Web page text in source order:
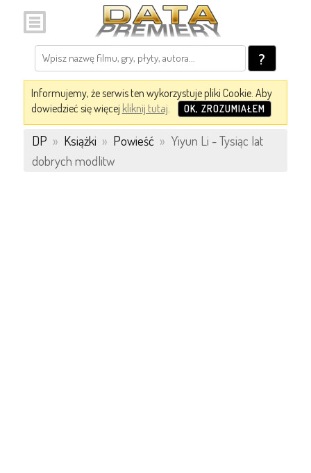
?
Informujemy, że serwis ten wykorzystuje pliki Cookie. Aby
dowiedzieć się więcej kliknij tutaj. OK, ZROZUMIAŁEM
DP » Książki » Powieść » Yiyun Li - Tysiąc lat
dobrych modlitw